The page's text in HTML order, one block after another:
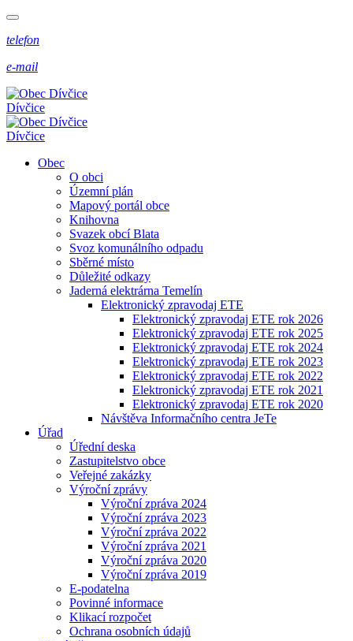
telefon
e-mail
Dívčice
Dívčice
Obec
O obci
Územní plán
Mapový portál obce
Knihovna
Svazek obcí Blata
Svoz komunálního odpadu
Sběrné místo
Důležité odkazy
Jaderná elektrárna Temelín
Elektronický zpravodaj ETE
Elektronický zpravodaj ETE rok 2026
Elektronický zpravodaj ETE rok 2025
Elektronický zpravodaj ETE rok 2024
Elektronický zpravodaj ETE rok 2023
Elektronický zpravodaj ETE rok 2022
Elektronický zpravodaj ETE rok 2021
Elektronický zpravodaj ETE rok 2020
Návštěva Informačního centra JeTe
Úřad
Úřední deska
Zastupitelstvo obce
Veřejné zakázky
Výroční zprávy
Výroční zpráva 2024
Výroční zpráva 2023
Výroční zpráva 2022
Výroční zpráva 2021
Výroční zpráva 2020
Výroční zpráva 2019
E-podatelna
Povinné informace
Klikací rozpočet
Ochrana osobních údajů